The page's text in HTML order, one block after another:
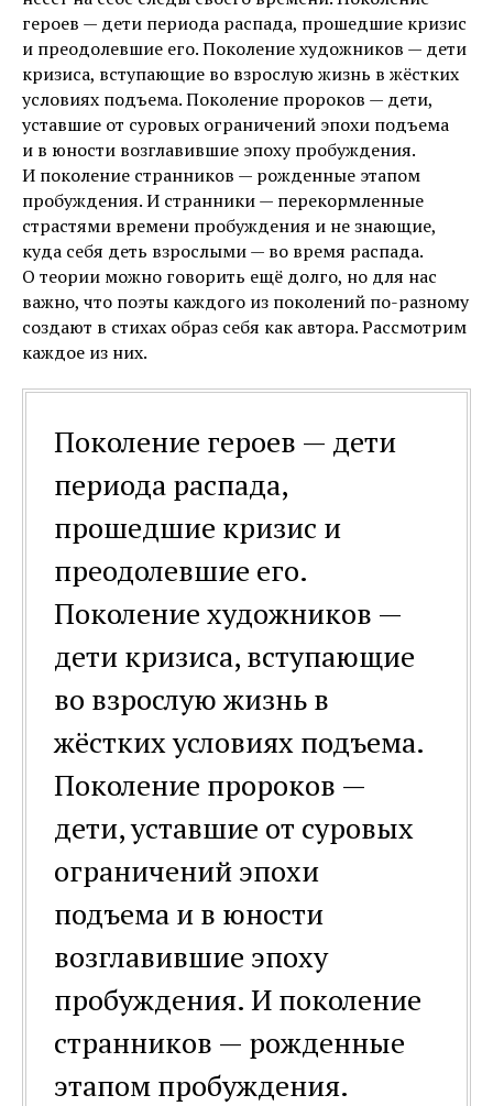
героев — дети периода распада, прошедшие кризис
и преодолевшие его. Поколение художников — дети
кризиса, вступающие во взрослую жизнь в жёстких
условиях подъема. Поколение пророков — дети,
уставшие от суровых ограничений эпохи подъема
и в юности возглавившие эпоху пробуждения.
И поколение странников — рожденные этапом
пробуждения. И странники — перекормленные
страстями времени пробуждения и не знающие,
куда себя деть взрослыми — во время распада.
О теории можно говорить ещё долго, но для нас
важно, что поэты каждого из поколений по-разному
создают в стихах образ себя как автора. Рассмотрим
каждое из них.
Поколение героев — дети
периода распада,
прошедшие кризис и
преодолевшие его.
Поколение художников —
дети кризиса, вступающие
во взрослую жизнь в
жёстких условиях подъема.
Поколение пророков —
дети, уставшие от суровых
ограничений эпохи
подъема и в юности
возглавившие эпоху
пробуждения. И поколение
странников — рожденные
этапом пробуждения.